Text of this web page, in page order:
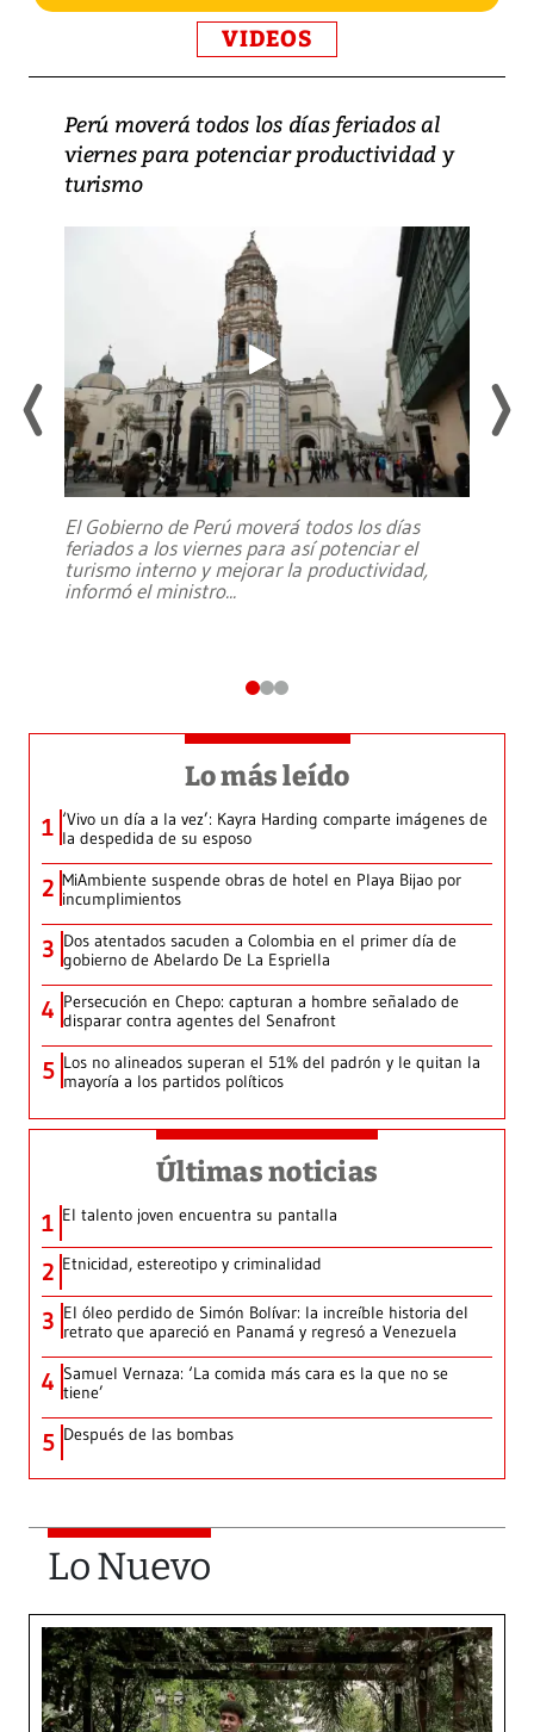
VIDEOS
Perú moverá todos los días feriados al
viernes para potenciar productividad y
turismo
El Gobierno de Perú moverá todos los días
feriados a los viernes para así potenciar el
turismo interno y mejorar la productividad,
informó el ministro...
Lo más leído
1 ‘Vivo un día a la vez’: Kayra Harding comparte imágenes de
la despedida de su esposo
2 MiAmbiente suspende obras de hotel en Playa Bijao por
incumplimientos
3 Dos atentados sacuden a Colombia en el primer día de
gobierno de Abelardo De La Espriella
4 Persecución en Chepo: capturan a hombre señalado de
disparar contra agentes del Senafront
5 Los no alineados superan el 51% del padrón y le quitan la
mayoría a los partidos políticos
Últimas noticias
1 El talento joven encuentra su pantalla​
2 Etnicidad, estereotipo y criminalidad
3 El óleo perdido de Simón Bolívar: la increíble historia del
retrato que apareció en Panamá y regresó a Venezuela
4 Samuel Vernaza: ‘La comida más cara es la que no se
tiene’
5 Después de las bombas
Lo Nuevo